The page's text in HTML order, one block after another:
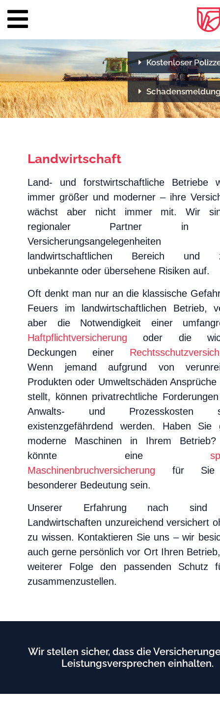
Über
uns
Team
Versichern
Privat
Firma
Landwirtschaft
Gebäude,
Einrichtung
und
Waren
Rechtsschutz
KFZ-
Maschinen
Hagel
Tiere
Seuchen
Luftfahrt
Downloads
Kontakt
Polizzencheck
Schadensmeldung
Kostenloser
Landwirtschaft
Land- und forstwirtschaftliche Betriebe
immer größer und moderner – ihre
wächst aber nicht immer mit. Wir
regionaler Partner in
landwirtschaftlichen Bereich und
unbekannte oder übersehene Risiken auf.
Oft denkt man nur an die klassische
Feuers im landwirtschaftlichen Betrieb,
aber die Notwendigkeit einer
Haftpflichtversicherung oder die
Deckungen einer
Wenn jemand aufgrund von
Produkten oder Umweltschäden Ansprüche
stellt, können privatrechtliche
Anwalts- und Prozesskosten
existenzgefährdend werden. Haben Sie
moderne Maschinen in Ihrem
könnte eine
Maschinenbruchversicherung für Sie
besonderer Bedeutung sein.
Unserer Erfahrung nach sind
Landwirtschaften unzureichend versichert
zu wissen. Kontaktieren Sie uns – wir
auch gerne persönlich vor Ort Ihren
weiterer Folge den passenden Schutz
zusammenzustellen.
Wir stellen sicher, dass die
Leistungsversprechen einhalten.